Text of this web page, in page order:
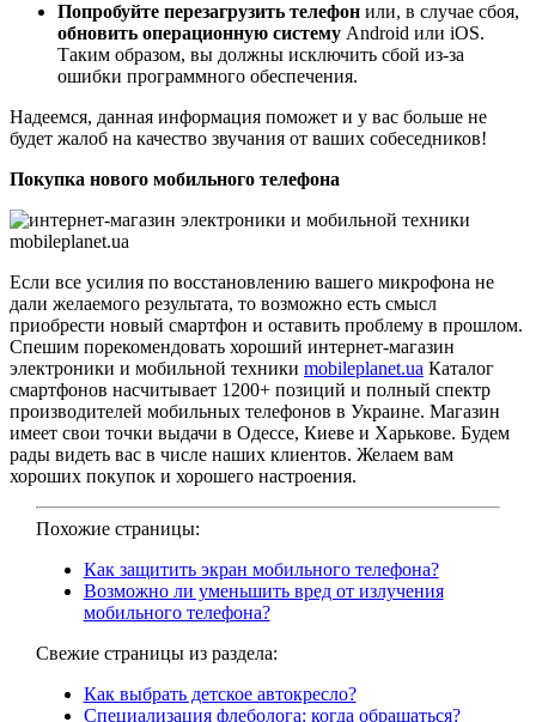
Попробуйте перезагрузить телефон или, в случае сбоя,
обновить операционную систему Android или iOS.
Таким образом, вы должны исключить сбой из-за
ошибки программного обеспечения.
Надеемся, данная информация поможет и у вас больше не
будет жалоб на качество звучания от ваших собеседников!
Покупка нового мобильного телефона
Если все усилия по восстановлению вашего микрофона не
дали желаемого результата, то возможно есть смысл
приобрести новый смартфон и оставить проблему в прошлом.
Спешим порекомендовать хороший интернет-магазин
электроники и мобильной техники mobileplanet.ua Каталог
смартфонов насчитывает 1200+ позиций и полный спектр
производителей мобильных телефонов в Украине. Магазин
имеет свои точки выдачи в Одессе, Киеве и Харькове. Будем
рады видеть вас в числе наших клиентов. Желаем вам
хороших покупок и хорошего настроения.
Похожие страницы:
Как защитить экран мобильного телефона?
Возможно ли уменьшить вред от излучения
мобильного телефона?
Свежие страницы из раздела:
Как выбрать детское автокресло?
Специализация флеболога: когда обращаться?